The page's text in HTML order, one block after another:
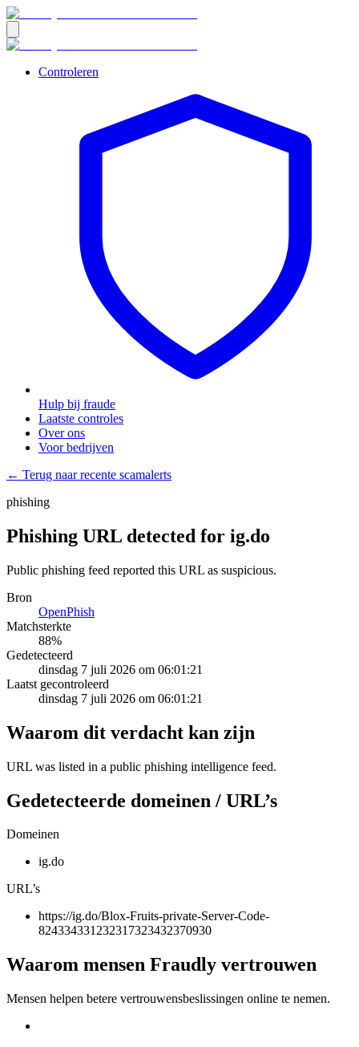
Controleren
Hulp bij fraude
Laatste controles
Over ons
Voor bedrijven
← Terug naar recente scamalerts
phishing
Phishing URL detected for ig.do
Public phishing feed reported this URL as suspicious.
Bron
OpenPhish
Matchsterkte
88%
Gedetecteerd
dinsdag 7 juli 2026 om 06:01:21
Laatst gecontroleerd
dinsdag 7 juli 2026 om 06:01:21
Waarom dit verdacht kan zijn
URL was listed in a public phishing intelligence feed.
Gedetecteerde domeinen / URL’s
Domeinen
ig.do
URL’s
https://ig.do/Blox-Fruits-private-Server-Code-
824334331232317323432370930
Waarom mensen Fraudly vertrouwen
Mensen helpen betere vertrouwensbeslissingen online te nemen.